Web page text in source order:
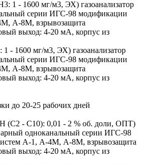
- 1600 мг/м3, ЭХ) газоанализатор
серии ИГС-98 модификации
А-8М, взрывозащита
выход: 4-20 мА, корпус из
до 20-25 рабочих дней